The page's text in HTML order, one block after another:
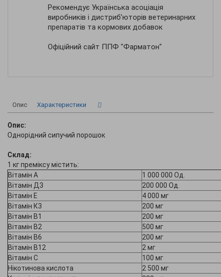
Рекомендує Українська асоціація
виробників і дистриб’юторів ветеринарних
препаратів та кормових добавок
Офіційний сайт ППФ "Фарматон"
Опис Характеристики
Опис:
Однорідний сипучий порошок
Склад:
1 кг преміксу містить:
Вітамін А
1 000 000 Од.
Вітамін Д3
200 000 Од.
Вітамін Е
4 000 мг
Вітамін К3
200 мг
Вітамін В1
200 мг
Вітамін В2
500 мг
Вітамін В6
200 мг
Вітамін В12
2 мг
Вітамін С
100 мг
Нікотинова кислота
2 500 мг